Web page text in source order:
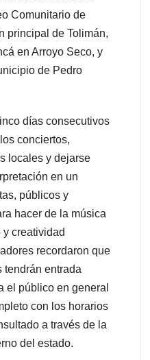
Comunitario de
principal de Tolimán,
en Arroyo Seco, y
de Pedro
días consecutivos
conciertos,
locales y dejarse
en un
públicos y
hacer de la música
creatividad
recordaron que
tendrán entrada
el público en general
con los horarios
a través de la
del estado.